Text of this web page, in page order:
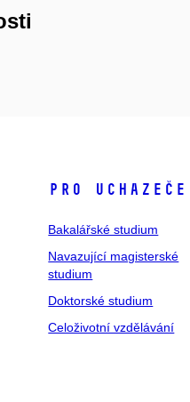
Pro uchazeče
Bakalářské studium
Navazující magisterské
studium
Doktorské studium
Celoživotní vzdělávání